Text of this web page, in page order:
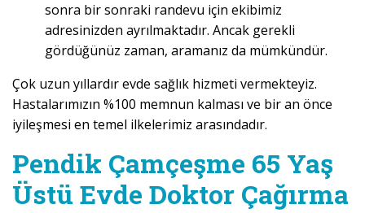
sonra bir sonraki randevu için ekibimiz
adresinizden ayrılmaktadır. Ancak gerekli
gördüğünüz zaman, aramanız da mümkündür.
Çok uzun yıllardır evde sağlık hizmeti vermekteyiz.
Hastalarımızın %100 memnun kalması ve bir an önce
iyileşmesi en temel ilkelerimiz arasındadır.
Pendik Çamçeşme 65 Yaş
Üstü Evde Doktor Çağırma